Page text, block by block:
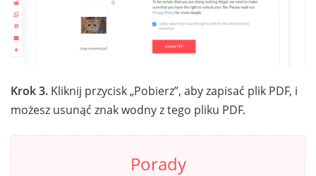
Krok 3. Kliknij przycisk „Pobierz”, aby zapisać plik PDF, i
możesz usunąć znak wodny z tego pliku PDF.
Porady